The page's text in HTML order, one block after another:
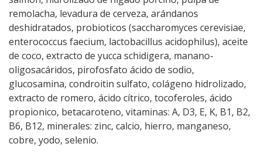
remolacha, levadura de cerveza, arándanos
deshidratados, probioticos (saccharomyces cerevisiae,
enterococcus faecium, lactobacillus acidophilus), aceite
de coco, extracto de yucca schidigera, manano-
oligosacáridos, pirofosfato ácido de sodio,
glucosamina, condroitin sulfato, colágeno hidrolizado,
extracto de romero, ácido cítrico, tocoferoles, ácido
propionico, betacaroteno, vitaminas: A, D3, E, K, B1, B2,
B6, B12, minerales: zinc, calcio, hierro, manganeso,
cobre, yodo, selenio.